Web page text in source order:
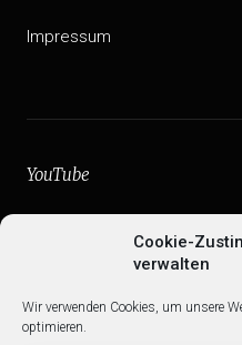
Cookie-
verwalten
Wir verwenden Cookies, um unsere
optimieren.
Impressum
YouTube
Web